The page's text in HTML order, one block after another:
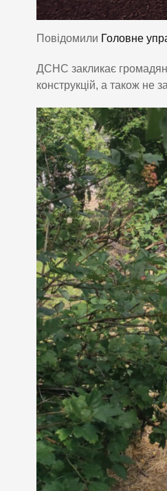
Повідомили Головне
ДСНС закликає громадян
конструкцій, а також не